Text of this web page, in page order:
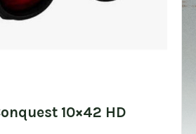
10×42 HD